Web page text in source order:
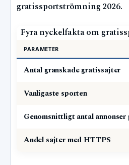
gratissportströmning 2026.
Fyra nyckelfakta om
PARAMETER
Antal granskade gratissajter
Vanligaste sporten
Genomsnittligt antal annonser
Andel sajter med HTTPS